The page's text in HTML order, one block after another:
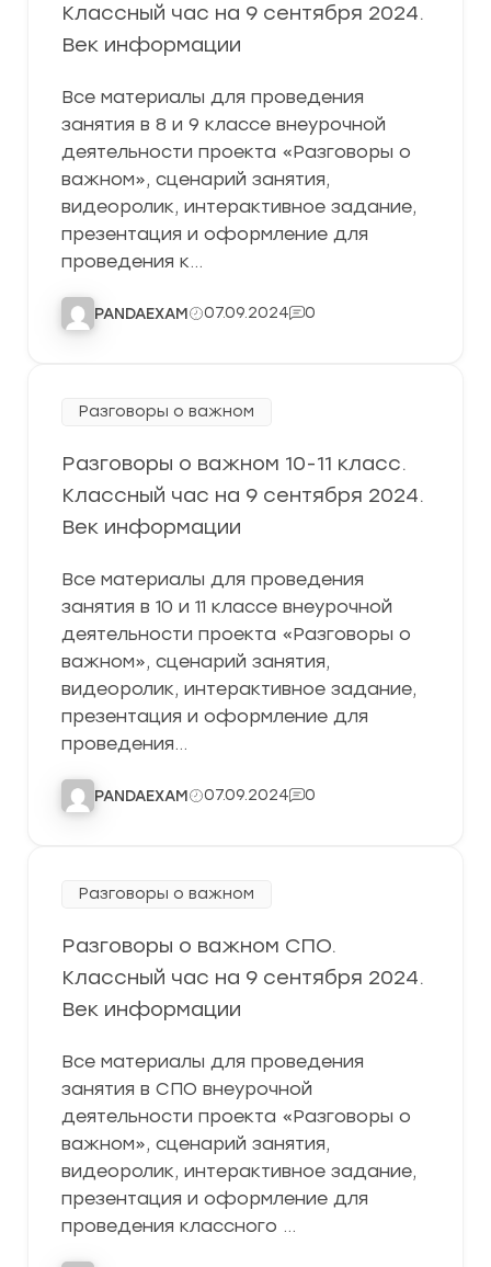
Классный час на 9 сентября 2024.
Век информации
Все материалы для проведения
занятия в 8 и 9 классе внеурочной
деятельности проекта «Разговоры о
важном», сценарий занятия,
видеоролик, интерактивное задание,
презентация и оформление для
проведения к…
PANDAEXAM 07.09.2024 0
Разговоры о важном
Разговоры о важном 10-11 класс.
Классный час на 9 сентября 2024.
Век информации
Все материалы для проведения
занятия в 10 и 11 классе внеурочной
деятельности проекта «Разговоры о
важном», сценарий занятия,
видеоролик, интерактивное задание,
презентация и оформление для
проведения…
PANDAEXAM 07.09.2024 0
Разговоры о важном
Разговоры о важном СПО.
Классный час на 9 сентября 2024.
Век информации
Все материалы для проведения
занятия в СПО внеурочной
деятельности проекта «Разговоры о
важном», сценарий занятия,
видеоролик, интерактивное задание,
презентация и оформление для
проведения классного …